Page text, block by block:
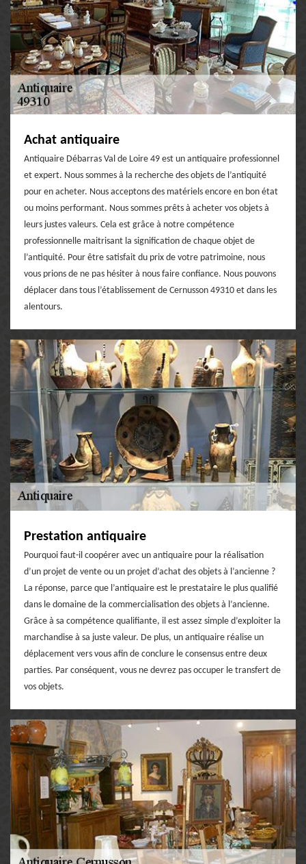
Achat antiquaire
Antiquaire Débarras Val de Loire 49 est un antiquaire professionnel
et expert. Nous sommes à la recherche des objets de l’antiquité
pour en acheter. Nous acceptons des matériels encore en bon état
ou moins performant. Nous sommes prêts à acheter vos objets à
leurs justes valeurs. Cela est grâce à notre compétence
professionnelle maitrisant la signification de chaque objet de
l’antiquité. Pour être satisfait du prix de votre patrimoine, nous
vous prions de ne pas hésiter à nous faire confiance. Nous pouvons
déplacer dans tous l’établissement de Cernusson 49310 et dans les
alentours.
Prestation antiquaire
Pourquoi faut-il coopérer avec un antiquaire pour la réalisation
d’un projet de vente ou un projet d’achat des objets à l’ancienne ?
La réponse, parce que l’antiquaire est le prestataire le plus qualifié
dans le domaine de la commercialisation des objets à l’ancienne.
Grâce à sa compétence qualifiante, il est assez simple d’exploiter la
marchandise à sa juste valeur. De plus, un antiquaire réalise un
déplacement vers vous afin de conclure le consensus entre deux
parties. Par conséquent, vous ne devrez pas occuper le transfert de
vos objets.